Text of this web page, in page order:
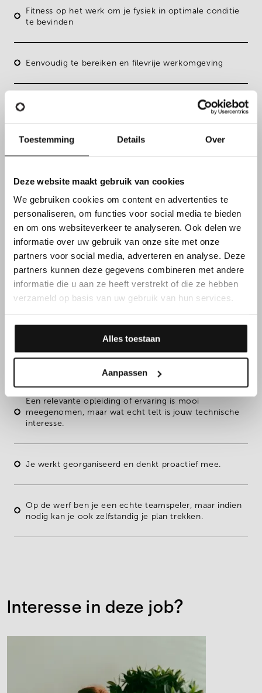
Toestemming Details Over
Deze website maakt gebruik van cookies
We gebruiken cookies om content en advertenties te
personaliseren, om functies voor social media te bieden
en om ons websiteverkeer te analyseren. Ook delen we
informatie over uw gebruik van onze site met onze
partners voor social media, adverteren en analyse. Deze
partners kunnen deze gegevens combineren met andere
informatie die u aan ze heeft verstrekt of die ze hebben
verzameld op basis van uw gebruik van hun services.
Alles toestaan
Aanpassen
Fitness op het werk om je fysiek in optimale conditie
te bevinden
Eenvoudig te bereiken en filevrije werkomgeving
FUNCTIEVEREISTEN
Daarnaast overtuig je met
jouw kennen & kunnen
Een relevante opleiding of ervaring is mooi
meegenomen, maar wat echt telt is jouw technische
interesse.
Je werktgeorganiseerden denkt proactief mee.
Op de werf ben je een echteteamspeler , maar indien
nodig kan je ook zelfstandig je plan trekken.
Interesse in deze job?